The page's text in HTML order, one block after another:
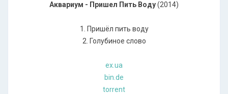
Аквариум - Пришел Пить Воду(2014)
1. Пришёл пить воду
2. Голубиное слово
ex.ua
bin.de
torrent